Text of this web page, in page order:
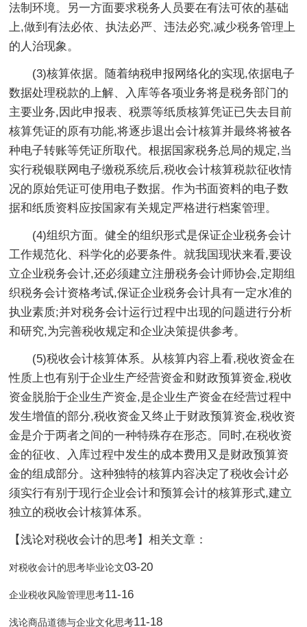
法制环境。另一方面要求税务人员要在有法可依的基础
上,做到有法必依、执法必严、违法必究,减少税务管理上
的人治现象。
(3)核算依据。随着纳税申报网络化的实现,依据电子
数据处理税款的上解、入库等各项业务将是税务部门的
主要业务,因此申报表、税票等纸质核算凭证已失去目前
核算凭证的原有功能,将逐步退出会计核算并最终将被各
种电子转账等凭证所取代。根据国家税务总局的规定,当
实行税银联网电子缴税系统后,税收会计核算税款征收情
况的原始凭证可使用电子数据。作为书面资料的电子数
据和纸质资料应按国家有关规定严格进行档案管理。
(4)组织方面。健全的组织形式是保证企业税务会计
工作规范化、科学化的必要条件。就我国现状来看,要设
立企业税务会计,还必须建立注册税务会计师协会,定期组
织税务会计资格考试,保证企业税务会计具有一定水准的
执业素质;并对税务会计运行过程中出现的问题进行分析
和研究,为完善税收规定和企业决策提供参考。
(5)税收会计核算体系。从核算内容上看,税收资金在
性质上也有别于企业生产经营资金和财政预算资金,税收
资金脱胎于企业生产资金,是企业生产资金在经营过程中
发生增值的部分,税收资金又终止于财政预算资金,税收资
金是介于两者之间的一种特殊存在形态。同时,在税收资
金的征收、入库过程中发生的成本费用又是财政预算资
金的组成部分。这种独特的核算内容决定了税收会计必
须实行有别于现行企业会计和预算会计的核算形式,建立
独立的税收会计核算体系。
【浅论对税收会计的思考】相关文章：
对税收会计的思考毕业论文03-20
企业税收风险管理思考11-16
浅论商品道德与企业文化思考11-18